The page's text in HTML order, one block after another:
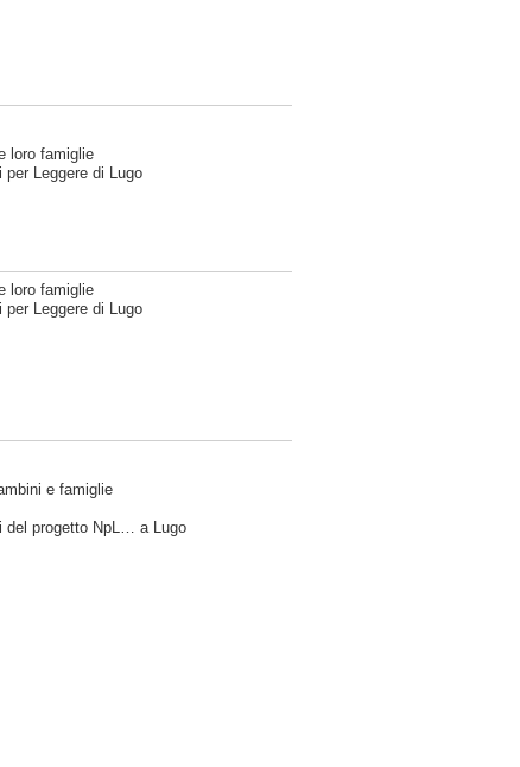
loro famiglie
Leggere di Lugo
loro famiglie
Leggere di Lugo
e famiglie
del progetto NpL… a Lugo